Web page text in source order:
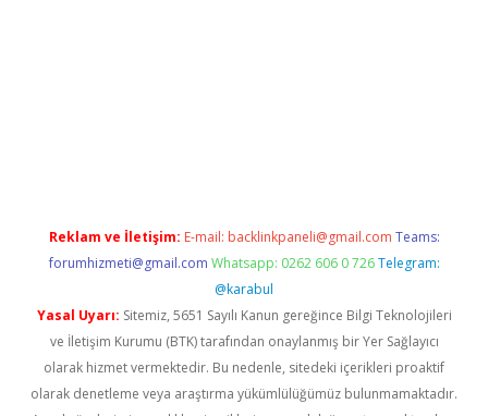
Reklam ve İletişim: E-mail: backlinkpaneli@gmail.com Teams:
forumhizmeti@gmail.com Whatsapp: 0262 606 0 726 Telegram:
@karabul
Yasal Uyarı: Sitemiz, 5651 Sayılı Kanun gereğince Bilgi Teknolojileri
ve İletişim Kurumu (BTK) tarafından onaylanmış bir Yer Sağlayıcı
olarak hizmet vermektedir. Bu nedenle, sitedeki içerikleri proaktif
olarak denetleme veya araştırma yükümlülüğümüz bulunmamaktadır.